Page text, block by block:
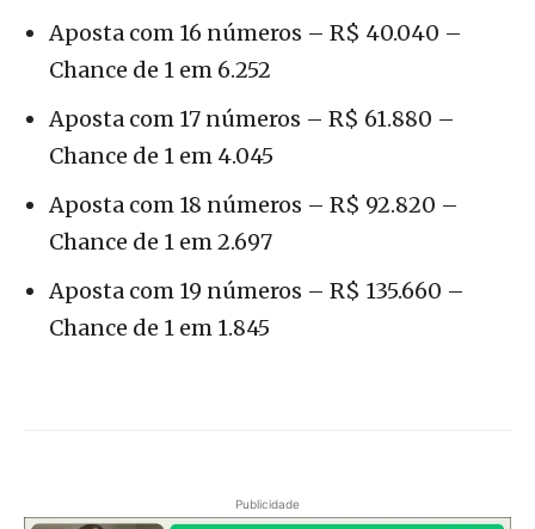
Aposta com 16 números – R$ 40.040 –
Chance de 1 em 6.252
Aposta com 17 números – R$ 61.880 –
Chance de 1 em 4.045
Aposta com 18 números – R$ 92.820 –
Chance de 1 em 2.697
Aposta com 19 números – R$ 135.660 –
Chance de 1 em 1.845
Publicidade